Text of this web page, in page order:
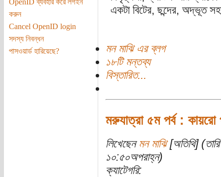
করুন
Cancel OpenID login
সদস্য নিবন্ধন
পাসওয়ার্ড হারিয়েছে?
একটা বিটের, ছন্দের, অদ্ভূত
মন মাঝি এর ব্লগ
১৮টি মন্তব্য
বিস্তারিত...
মরুযাত্রা ৫ম পর্ব : কায়রো
লিখেছেন মন মাঝি[অতিথি]
১০:৫০অপরাহ্ন)
ক্যাটেগরি: